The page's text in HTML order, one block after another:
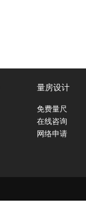
量房设计
免费量尺
在线咨询
网络申请